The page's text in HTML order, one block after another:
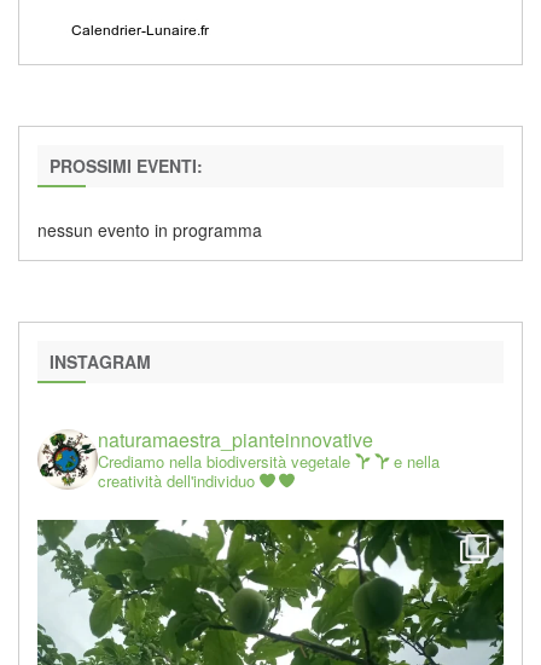
PROSSIMI EVENTI:
nessun evento in programma
INSTAGRAM
naturamaestra_pianteinnovative
Crediamo nella biodiversità vegetale
e nella
creatività dell'individuo